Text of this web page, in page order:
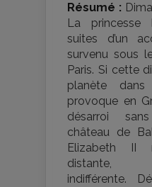
Résumé :
La princesse
suites d’un
survenu sous
Paris. Si cette
planète
provoque en
désarroi
château de
Elizabeth II
distante,
indifférente.